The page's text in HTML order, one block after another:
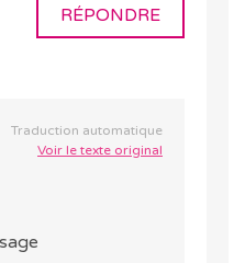
RÉPONDRE
Traduction automatique
Voir le texte original